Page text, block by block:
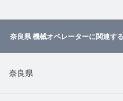
奈良県 機械オペレーターに関連す
奈良県